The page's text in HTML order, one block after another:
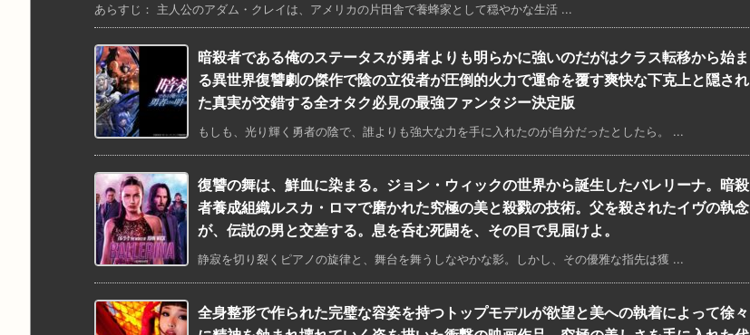
あらすじ： 主人公のアダム・クレイは、アメリカの片田舎で養蜂家として穏やかな生活 ...
暗殺者である俺のステータスが勇者よりも明らかに強いのだがはクラス転移から始ま
る異世界復讐劇の傑作で陰の立役者が圧倒的火力で運命を覆す爽快な下克上と隠され
た真実が交錯する全オタク必見の最強ファンタジー決定版
もしも、光り輝く勇者の陰で、誰よりも強大な力を手に入れたのが自分だったとしたら。 ...
復讐の舞は、鮮血に染まる。ジョン・ウィックの世界から誕生したバレリーナ。暗殺
者養成組織ルスカ・ロマで磨かれた究極の美と殺戮の技術。父を殺されたイヴの執念
が、伝説の男と交差する。息を呑む死闘を、その目で見届けよ。
静寂を切り裂くピアノの旋律と、舞台を舞うしなやかな影。しかし、その優雅な指先は獲 ...
全身整形で作られた完璧な容姿を持つトップモデルが欲望と美への執着によって徐々